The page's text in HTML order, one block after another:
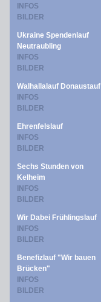
INFOS
BILDER
Ukraine Spendenlauf
Neutraubling
INFOS
BILDER
Walhallalauf Donaustauf
INFOS
BILDER
Ehrenfelslauf
INFOS
BILDER
Sechs Stunden von
Kelheim
INFOS
BILDER
Wir Dabei Frühlingslauf
INFOS
BILDER
Benefizlauf "Wir bauen
Brücken"
INFOS
BILDER